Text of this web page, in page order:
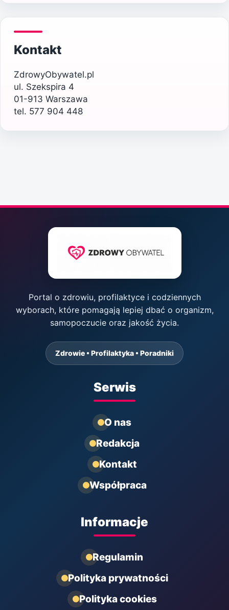
Kontakt
ZdrowyObywatel.pl
ul. Szekspira 4
01-913 Warszawa
tel. 577 904 448
Portal o zdrowiu, profilaktyce i codziennych
wyborach, które pomagają lepiej dbać o organizm,
samopoczucie oraz jakość życia.
Zdrowie • Profilaktyka • Poradniki
Serwis
O nas
Redakcja
Kontakt
Współpraca
Informacje
Regulamin
Polityka prywatności
Polityka cookies